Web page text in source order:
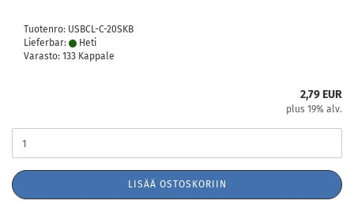
Tuotenro: USBCL-C-20SKB
Lieferbar:
Heti
Varasto: 133 Kappale
2,79 EUR
plus 19% alv.
LISÄÄ OSTOSKORIIN